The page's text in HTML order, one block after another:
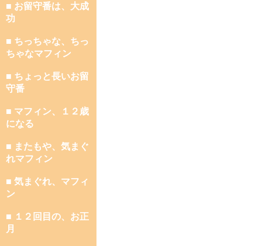
■ お留守番は、大成
功
■ ちっちゃな、ちっ
ちゃなマフィン
■ ちょっと長いお留
守番
■ マフィン、１２歳
になる
■ またもや、気まぐ
れマフィン
■ 気まぐれ、マフィ
ン
■ １２回目の、お正
月